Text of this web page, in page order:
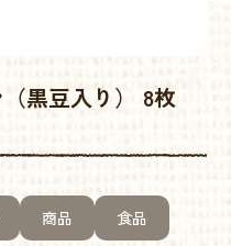
黒豆入り） 8枚
商品 食品